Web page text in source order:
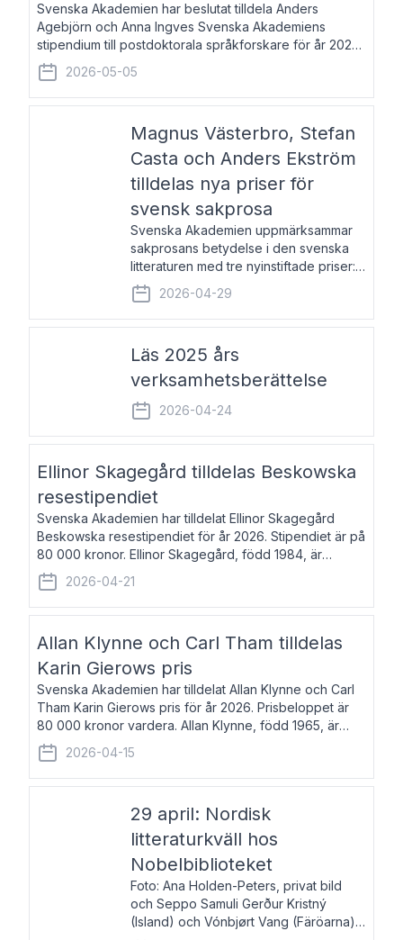
Svenska Akademien har beslutat tilldela Anders
Agebjörn och Anna Ingves Svenska Akademiens
stipendium till postdoktorala språkforskare för år 2026.
Stipendiebeloppet är 75 000 kronor per mottagare.
Anders Agebjörn, född 1984, är universitet
2026-05-05
Magnus Västerbro, Stefan
Casta och Anders Ekström
tilldelas nya priser för
svensk sakprosa
Svenska Akademien uppmärksammar
sakprosans betydelse i den svenska
litteraturen med tre nyinstiftade priser:
Svenska Akademiens pris till
framstående författare av svensk
sakprosa som i år går till Magnus
2026-04-29
Läs 2025 års
verksamhetsberättelse
2026-04-24
Ellinor Skagegård tilldelas Beskowska
resestipendiet
Svenska Akademien har tilldelat Ellinor Skagegård
Beskowska resestipendiet för år 2026. Stipendiet är på
80 000 kronor. Ellinor Skagegård, född 1984, är
författare, journalist och musiker. Hon skriver
återkommande för Svenska Dagbladet, Ups
2026-04-21
Allan Klynne och Carl Tham tilldelas
Karin Gierows pris
Svenska Akademien har tilldelat Allan Klynne och Carl
Tham Karin Gierows pris för år 2026. Prisbeloppet är
80 000 kronor vardera. Allan Klynne, född 1965, är
arkeolog, författare, översättare och fil.dr i antikens
kultur och samhällsliv. Ut
2026-04-15
29 april: Nordisk
litteraturkväll hos
Nobelbiblioteket
Foto: Ana Holden-Peters, privat bild
och Seppo Samuli Gerður Kristný
(Island) och Vónbjørt Vang (Färöarna)